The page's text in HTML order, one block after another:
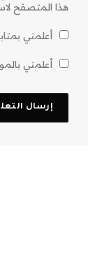
هذا المتصفح
أعلمني
أعلمني